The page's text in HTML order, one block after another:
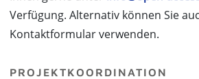
Verfügung. Alternativ können Sie
Kontaktformular verwenden.
PROJEKTKOORDINATION